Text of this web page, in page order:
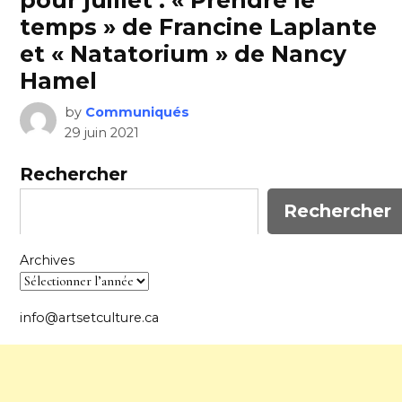
temps » de Francine Laplante
et « Natatorium » de Nancy
Hamel
by Communiqués
29 juin 2021
Rechercher
Rechercher
Archives
info@artsetculture.ca